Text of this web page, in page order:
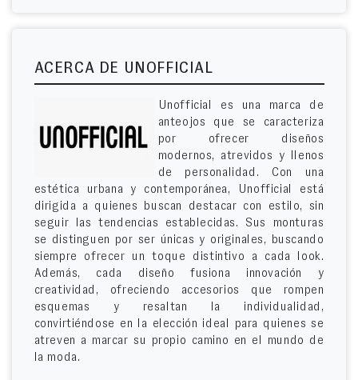
ACERCA DE UNOFFICIAL
Unofficial es una marca de
anteojos que se caracteriza
por ofrecer diseños
modernos, atrevidos y llenos
de personalidad. Con una
estética urbana y contemporánea, Unofficial está
dirigida a quienes buscan destacar con estilo, sin
seguir las tendencias establecidas. Sus monturas
se distinguen por ser únicas y originales, buscando
siempre ofrecer un toque distintivo a cada look.
Además, cada diseño fusiona innovación y
creatividad, ofreciendo accesorios que rompen
esquemas y resaltan la individualidad,
convirtiéndose en la elección ideal para quienes se
atreven a marcar su propio camino en el mundo de
la moda.